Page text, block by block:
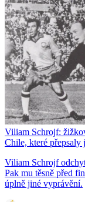
Viliam Schrojf:
Chile, které přepsaly
Viliam Schrojf
Pak mu těsně před
úplně jiné vyprávění.